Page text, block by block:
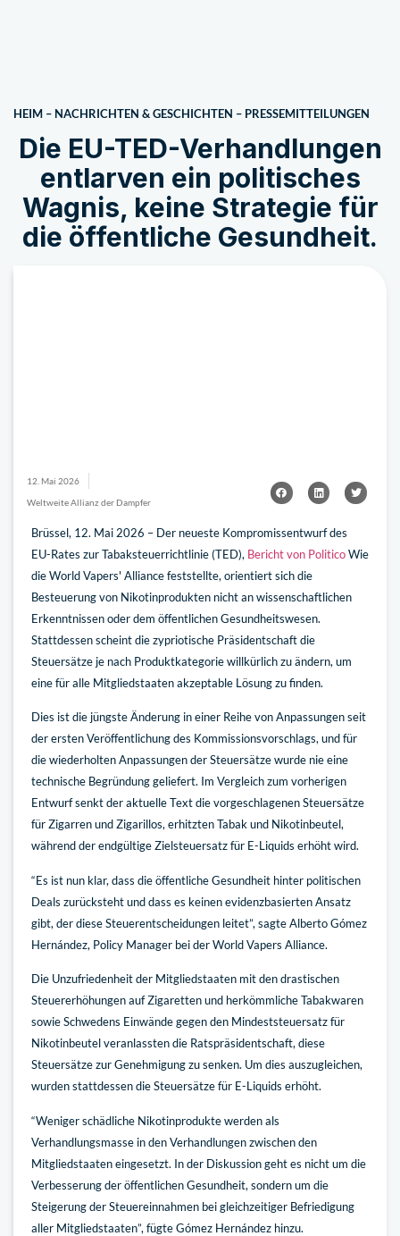
HEIM – NACHRICHTEN & GESCHICHTEN – PRESSEMITTEILUNGEN
Die EU-TED-Verhandlungen
entlarven ein politisches
Wagnis, keine Strategie für
die öffentliche Gesundheit.
12. Mai 2026
Weltweite Allianz der Dampfer
Brüssel, 12. Mai 2026 – Der neueste Kompromissentwurf des
EU-Rates zur Tabaksteuerrichtlinie (TED), Bericht von PoliticoWie
die World Vapers' Alliance feststellte, orientiert sich die
Besteuerung von Nikotinprodukten nicht an wissenschaftlichen
Erkenntnissen oder dem öffentlichen Gesundheitswesen.
Stattdessen scheint die zypriotische Präsidentschaft die
Steuersätze je nach Produktkategorie willkürlich zu ändern, um
eine für alle Mitgliedstaaten akzeptable Lösung zu finden.
Dies ist die jüngste Änderung in einer Reihe von Anpassungen seit
der ersten Veröffentlichung des Kommissionsvorschlags, und für
die wiederholten Anpassungen der Steuersätze wurde nie eine
technische Begründung geliefert. Im Vergleich zum vorherigen
Entwurf senkt der aktuelle Text die vorgeschlagenen Steuersätze
für Zigarren und Zigarillos, erhitzten Tabak und Nikotinbeutel,
während der endgültige Zielsteuersatz für E-Liquids erhöht wird.
“Es ist nun klar, dass die öffentliche Gesundheit hinter politischen
Deals zurücksteht und dass es keinen evidenzbasierten Ansatz
gibt, der diese Steuerentscheidungen leitet”, sagte Alberto Gómez
Hernández, Policy Manager bei der World Vapers Alliance.
Die Unzufriedenheit der Mitgliedstaaten mit den drastischen
Steuererhöhungen auf Zigaretten und herkömmliche Tabakwaren
sowie Schwedens Einwände gegen den Mindeststeuersatz für
Nikotinbeutel veranlassten die Ratspräsidentschaft, diese
Steuersätze zur Genehmigung zu senken. Um dies auszugleichen,
wurden stattdessen die Steuersätze für E-Liquids erhöht.
“Weniger schädliche Nikotinprodukte werden als
Verhandlungsmasse in den Verhandlungen zwischen den
Mitgliedstaaten eingesetzt. In der Diskussion geht es nicht um die
Verbesserung der öffentlichen Gesundheit, sondern um die
Steigerung der Steuereinnahmen bei gleichzeitiger Befriedigung
aller Mitgliedstaaten”, fügte Gómez Hernández hinzu.